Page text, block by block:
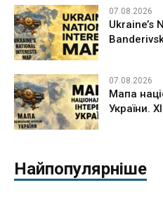
07.08.2026
Ukraine’s
07.08.2026
Мапа
України.
Найпопулярніше